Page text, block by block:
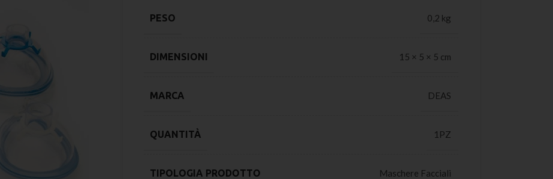
PESO 0,2 kg
DIMENSIONI 15 × 5 × 5 cm
MARCA DEAS
QUANTITÀ 1PZ
TIPOLOGIA PRODOTTO Maschere Facciali